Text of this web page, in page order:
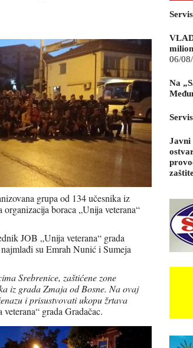
grupa od 134 učesnika iz
boraca „Unija veterana“
JOB „Unija veterana“ grada
su Emrah Nunić i Sumeja
Srebrenice, zaštićene zone
iz grada Zmaja od Bosne. Na ovaj
i prisustvovati ukopu žrtava
grada Gradačac.
06/
Na
Javni